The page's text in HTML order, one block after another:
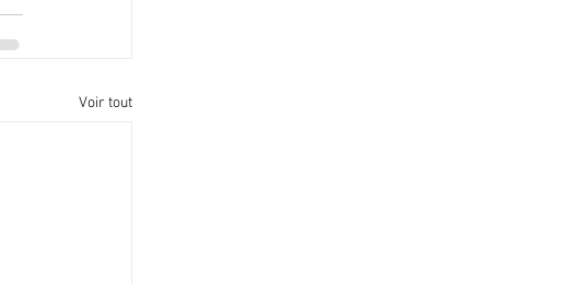
Voir tout